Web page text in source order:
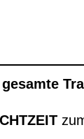
gesamte